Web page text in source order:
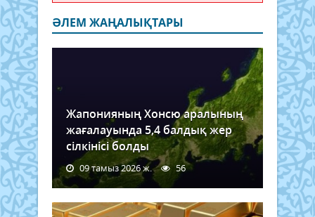
ӘЛЕМ ЖАҢАЛЫҚТАРЫ
Жапонияның Хонсю аралының
жағалауында 5,4 балдық жер
сілкінісі болды
09 тамыз 2026 ж. 56